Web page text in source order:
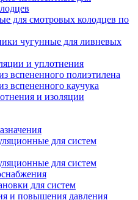
для смотровых колодцев по
чугунные для ливневых
и уплотнения
вспененного полиэтилена
вспененного каучука
и изоляции
для систем
для систем
для систем
и повышения давления